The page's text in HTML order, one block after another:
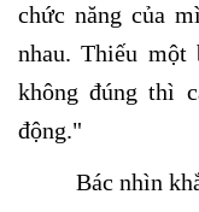
chức năng của
nhau. Thiếu một
không đúng thì
động."
Bác nhìn